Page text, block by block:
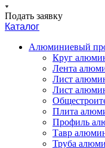
Подать заявку
Каталог
Алюминиевый
Круг
Лента
Лист
Лист
Плита
Профиль
Тавр
Труба